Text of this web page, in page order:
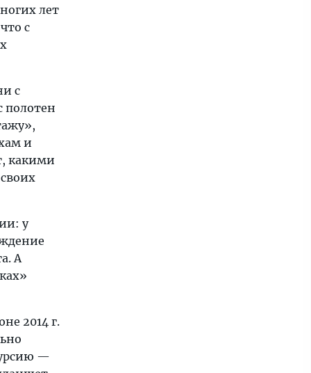
лет
с
с
полотен
и
какими
у
А
2014 г.
—